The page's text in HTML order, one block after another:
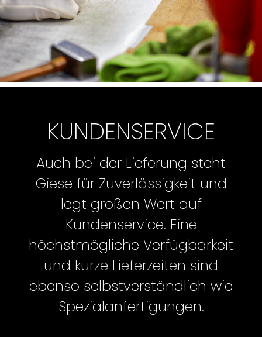
KUNDENSERVICE
Auch bei der Lieferung steht
Giese für Zuverlässigkeit und
legt großen Wert auf
Kundenservice. Eine
höchstmögliche Verfügbarkeit
und kurze Lieferzeiten sind
ebenso selbstverständlich wie
Spezialanfertigungen.